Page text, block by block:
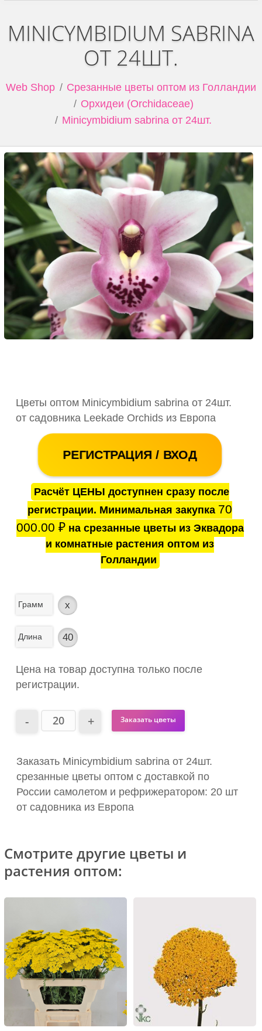
MINICYMBIDIUM SABRINA
ОТ 24ШТ.
Web Shop
Срезанные цветы оптом из Голландии
Орхидеи (Orchidaceae)
Minicymbidium sabrina от 24шт.
Цветы оптом Minicymbidium sabrina от 24шт.
от садовника Leekade Orchids из Европа
РЕГИСТРАЦИЯ / ВХОД
Расчёт ЦЕНЫ доступнен сразу после
регистрации. Минимальная закупка 70
000.00 ₽на срезанные цветы из Эквадора
и комнатные растения оптом из
Голландии
Грамм x
Длина 40
Цена на товар доступна только после
регистрации.
Заказать цветы
Заказать Minicymbidium sabrina от 24шт.
срезанные цветы оптом с доставкой по
России самолетом и рефрижератором: 20 шт
от садовника из Европа
Смотрите другие цветы и
растения оптом: